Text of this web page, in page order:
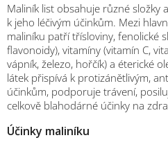
Maliník list obsahuje různé složky
k jeho léčivým účinkům. Mezi
maliníku patří třísloviny, fenolické
flavonoidy), vitamíny (vitamín C,
vápník, železo, hořčík) a éterické
látek přispívá k protizánětlivým,
účinkům, podporuje trávení,
celkově blahodárné účinky na
Účinky maliníku